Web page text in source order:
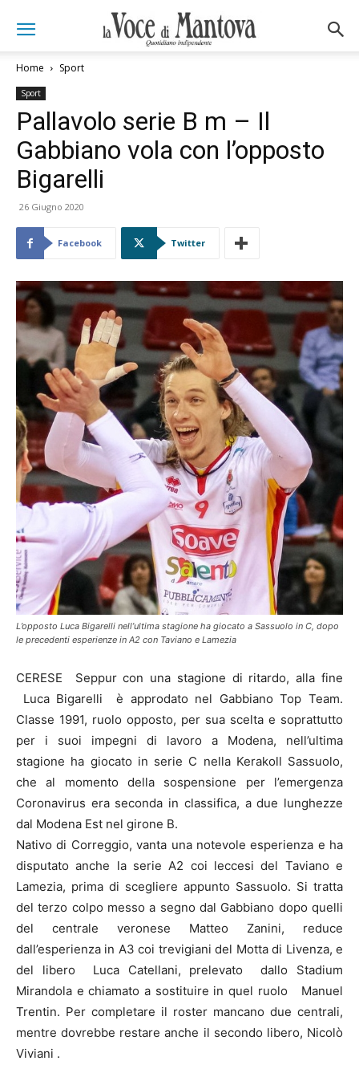
Home Sport
Sport
Pallavolo serie B m – Il
Gabbiano vola con l’opposto
Bigarelli
26 Giugno 2020
Facebook Twitter
L’opposto Luca Bigarelli nell’ultima stagione ha giocato a Sassuolo in C, dopo
le precedenti esperienze in A2 con Taviano e Lamezia
CERESE Seppur con una stagione di ritardo, alla fine
Luca Bigarelli è approdato nel Gabbiano Top Team.
Classe 1991, ruolo opposto, per sua scelta e soprattutto
per i suoi impegni di lavoro a Modena, nell’ultima
stagione ha giocato in serie C nella Kerakoll Sassuolo,
che al momento della sospensione per l’emergenza
Coronavirus era seconda in classifica, a due lunghezze
dal Modena Est nel girone B.
Nativo di Correggio, vanta una notevole esperienza e ha
disputato anche la serie A2 coi leccesi del Taviano e
Lamezia, prima di scegliere appunto Sassuolo. Si tratta
del terzo colpo messo a segno dal Gabbiano dopo quelli
del centrale veronese Matteo Zanini, reduce
dall’esperienza in A3 coi trevigiani del Motta di Livenza, e
del libero Luca Catellani, prelevato dallo Stadium
Mirandola e chiamato a sostituire in quel ruolo Manuel
Trentin. Per completare il roster mancano due centrali,
mentre dovrebbe restare anche il secondo libero, Nicolò
Viviani .